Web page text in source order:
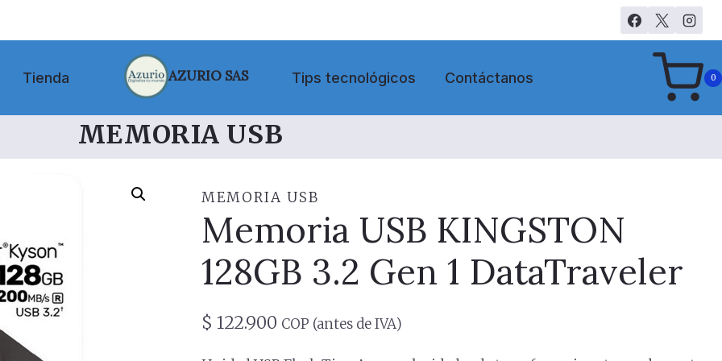
Tienda AZURIO SAS Tips tecnológicos Contáctanos 0
MEMORIA USB
MEMORIA USB
Memoria USB KINGSTON
128GB 3.2 Gen 1 DataTraveler
$ 122.900 COP (antes de IVA)